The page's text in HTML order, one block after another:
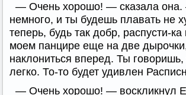
— Очень хорошо! — сказала
немного, и ты будешь плавать не
теперь, будь так добр, распусти-
моем панцире еще на две
наклониться вперед. Ты говоришь,
легко. То-то будет удивлен
— Очень хорошо! — воскликнул